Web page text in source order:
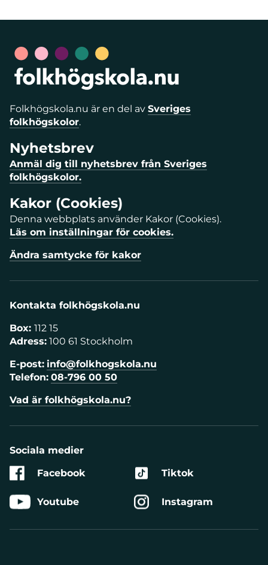
Folkhögskola.nu är en del av Sveriges
folkhögskolor.
Nyhetsbrev
Anmäl dig till nyhetsbrev från Sveriges
folkhögskolor.
Kakor (Cookies)
Denna webbplats använder Kakor (Cookies).
Läs om inställningar för cookies.
Ändra samtycke för kakor
Kontakta folkhögskola.nu
Box: 112 15
Adress: 100 61 Stockholm
E-post: info@folkhogskola.nu
Telefon: 08-796 00 50
Vad är folkhögskola.nu?
Sociala medier
Facebook
Youtube
Tiktok
Instagram